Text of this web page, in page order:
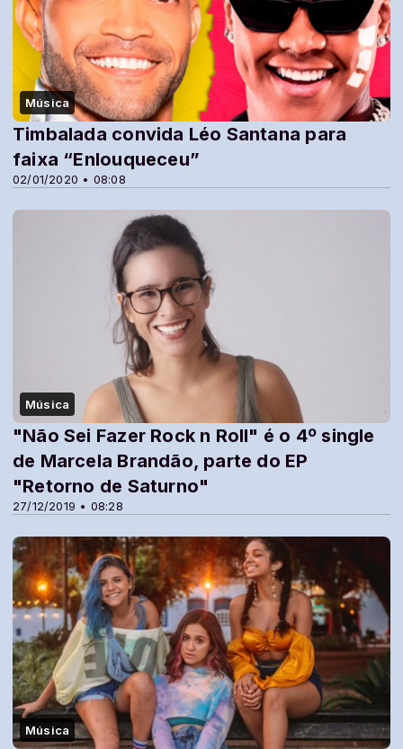
Música
02/01/2020 • 08:08
Timbalada convida Léo Santana para
faixa “Enlouqueceu”
Música
27/12/2019 • 08:28
"Não Sei Fazer Rock n Roll" é o 4º single
de Marcela Brandão, parte do EP
"Retorno de Saturno"
Música